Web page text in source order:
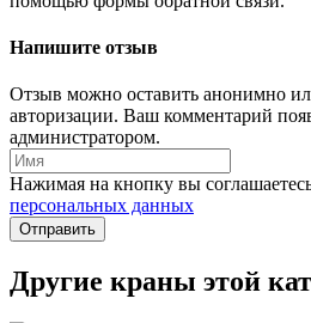
Напишите отзыв
Отзыв можно оставить анонимно
авторизации. Ваш комментарий
администратором.
Нажимая на кнопку вы
персональных данных
Отправить
Другие краны этой